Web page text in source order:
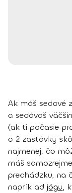
Ak máš sedavé
a sedávaš
(ak ti počasie
o 2 zastávky
najmenej, čo
máš
prechádzku, na
napríklad jógu,